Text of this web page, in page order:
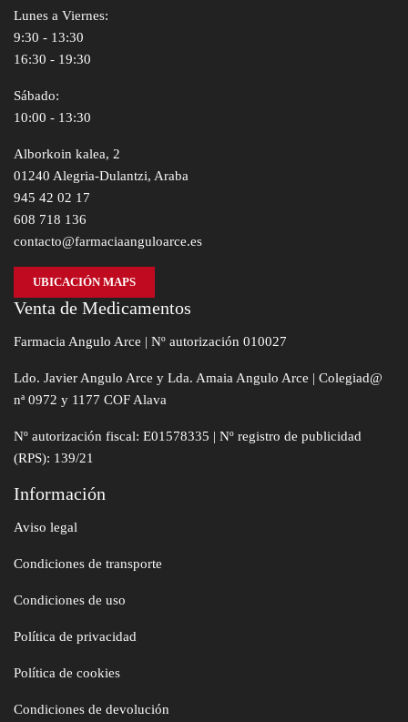
Lunes a Viernes:
9:30 - 13:30
16:30 - 19:30
Sábado:
10:00 - 13:30
Alborkoin kalea, 2
01240 Alegria-Dulantzi, Araba
945 42 02 17
608 718 136
contacto@farmaciaanguloarce.es
UBICACIÓN MAPS
Venta de Medicamentos
Farmacia Angulo Arce | Nº autorización 010027
Ldo. Javier Angulo Arce y Lda. Amaia Angulo Arce | Colegiad@
nª 0972 y 1177 COF Alava
Nº autorización fiscal: E01578335 | Nº registro de publicidad
(RPS): 139/21
Información
Aviso legal
Condiciones de transporte
Condiciones de uso
Política de privacidad
Política de cookies
Condiciones de devolución